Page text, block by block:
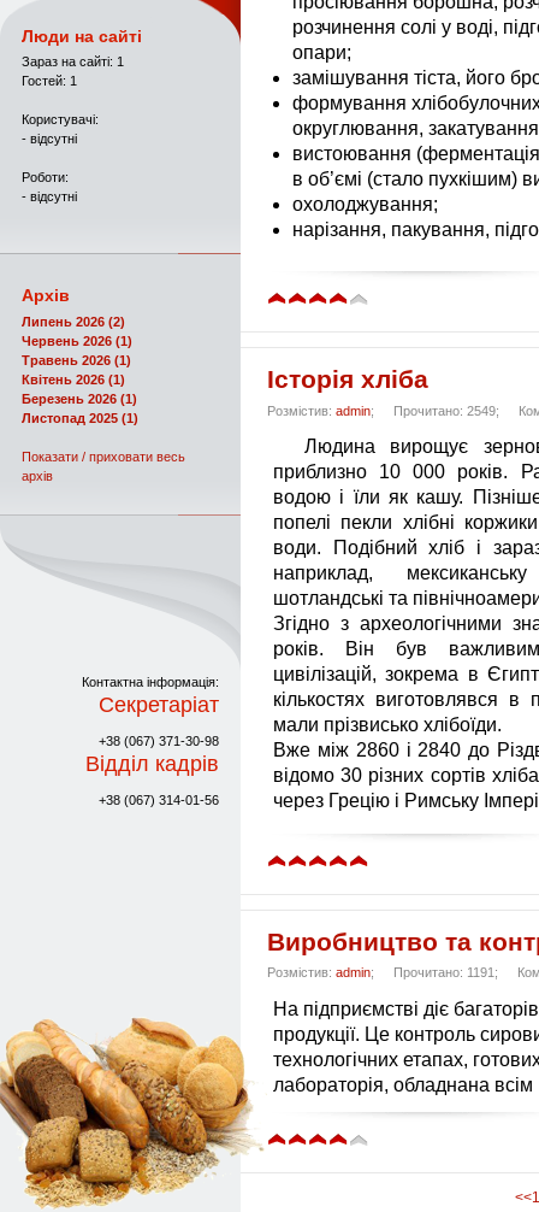
розчинення солі у воді,
опари;
замішування тіста, його
формування
округлювання, закатування
вистоювання
в об’ємі (стало пухкішим)
охолоджування;
нарізання, пакування,
Історія хліба
Розмістив: admin; Прочитано: 2549;
Людина вирощує
приблизно 10 000 років.
водою і їли як кашу.
попелі пекли хлібні
води. Подібний хліб і
наприклад,
шотландські та
Згідно з археологічними
років. Він був
цивілізацій, зокрема в
кількостях виготовлявся
мали прізвисько хлібоїди.
Вже між 2860 і 2840 до
відомо 30 різних сортів
через Грецію і Римську
Виробництво та
Розмістив: admin; Прочитано: 1191;
На підприємстві діє
продукції. Це контроль
технологічних етапах,
лабораторія, обладнана
<<1
Люди на сайті
Зараз на сайті: 1
Гостей: 1
Користувачі:
- відсутні
Роботи:
- відсутні
Архів
Липень 2026 (2)
Червень 2026 (1)
Травень 2026 (1)
Квітень 2026 (1)
Березень 2026 (1)
Листопад 2025 (1)
Показати / приховати весь
архів
Контактна інформація:
Секретаріат
+38 (067) 371-30-98
Відділ кадрів
+38 (067) 314-01-56